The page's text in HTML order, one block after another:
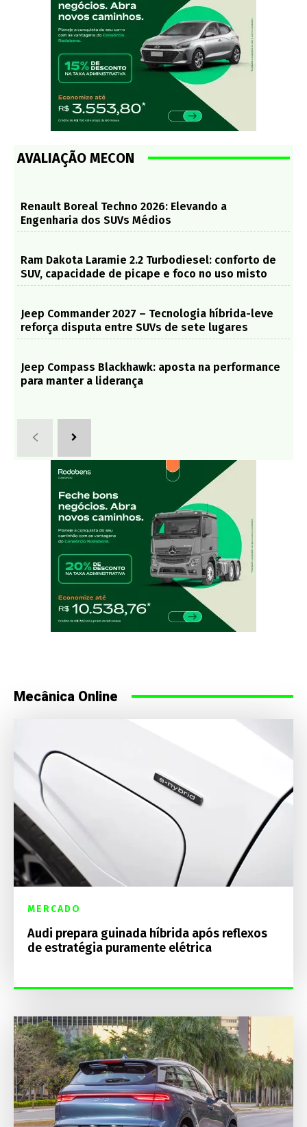
AVALIAÇÃO MECON
Renault Boreal Techno 2026: Elevando a
Engenharia dos SUVs Médios
Ram Dakota Laramie 2.2 Turbodiesel: conforto de
SUV, capacidade de picape e foco no uso misto
Jeep Commander 2027 – Tecnologia híbrida-leve
reforça disputa entre SUVs de sete lugares
Jeep Compass Blackhawk: aposta na performance
para manter a liderança
Mecânica Online
MERCADO
Audi prepara guinada híbrida após reflexos
de estratégia puramente elétrica